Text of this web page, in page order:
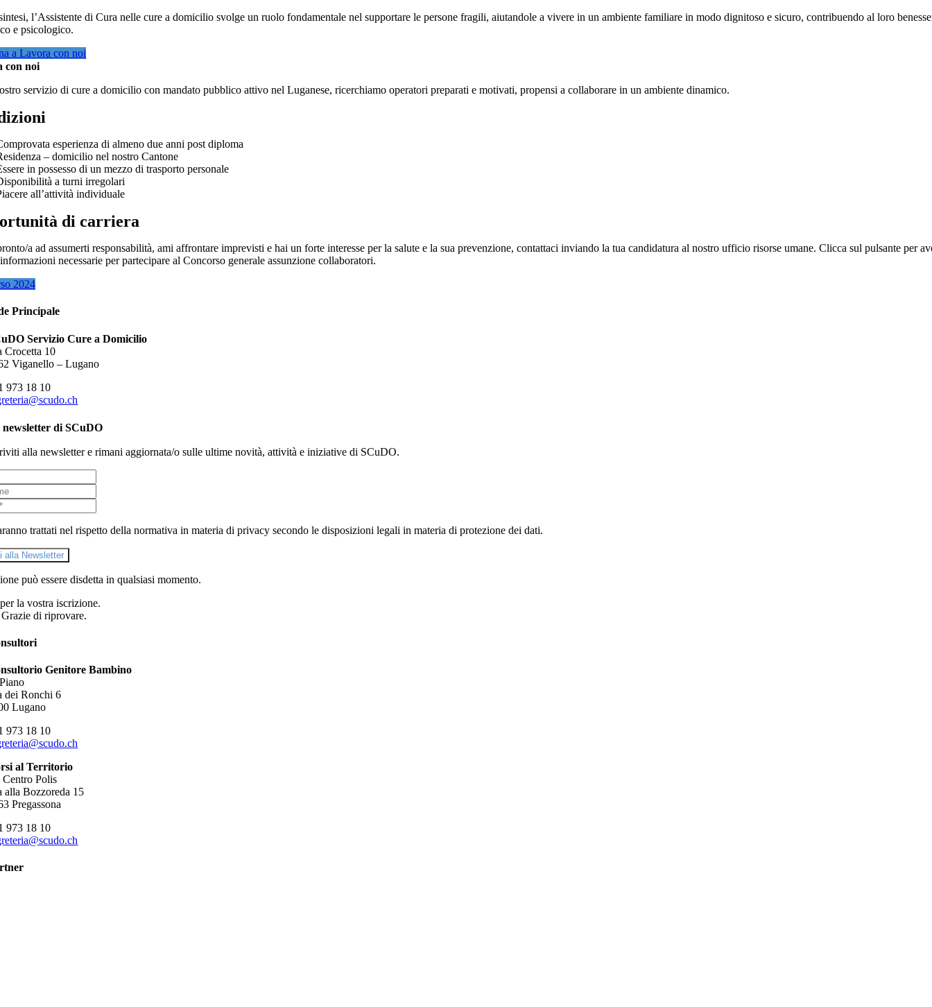
l’Assistente di Cura nelle cure a domicilio svolge un ruolo fondamentale nel supportare le persone fragili, aiutandole a vivere in un ambiente familiare in modo dignitoso e sicuro, contribuendo al loro
e psicologico.
a Lavora con noi
con noi
servizio di cure a domicilio con mandato pubblico attivo nel Luganese, ricerchiamo operatori preparati e motivati, propensi a collaborare in un ambiente dinamico.
esperienza di almeno due anni post diploma
– domicilio nel nostro Cantone
in possesso di un mezzo di trasporto personale
a turni irregolari
all’attività individuale
di carriera
a ad assumerti responsabilità, ami affrontare imprevisti e hai un forte interesse per la salute e la sua prevenzione, contattaci inviando la tua candidatura al nostro ufficio risorse umane. Clicca sul pulsante per
necessarie per partecipare al Concorso generale assunzione collaboratori.
2024
Principale
Servizio Cure a Domicilio
Crocetta 10
Viganello – Lugano
973 18 10
newsletter di SCuDO
alla newsletter e rimani aggiornata/o sulle ultime novità, attività e iniziative di SCuDO.
trattati nel rispetto della normativa in materia di privacy secondo le disposizioni legali in materia di protezione dei dati.
alla Newsletter
può essere disdetta in qualsiasi momento.
la vostra iscrizione.
di riprovare.
Genitore Bambino
dei Ronchi 6
Lugano
973 18 10
al Territorio
Centro Polis
alla Bozzoreda 15
Pregassona
973 18 10